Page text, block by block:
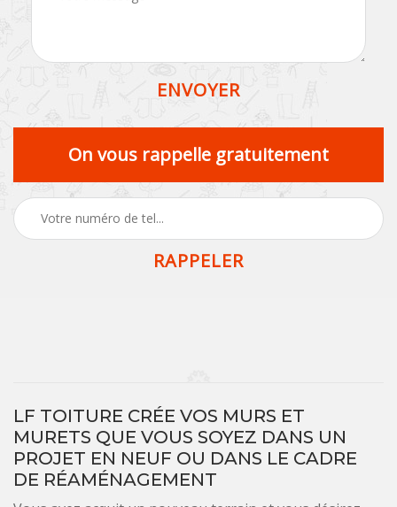
On vous rappelle gratuitement
LF TOITURE CRÉE VOS MURS ET
MURETS QUE VOUS SOYEZ DANS UN
PROJET EN NEUF OU DANS LE CADRE
DE RÉAMÉNAGEMENT